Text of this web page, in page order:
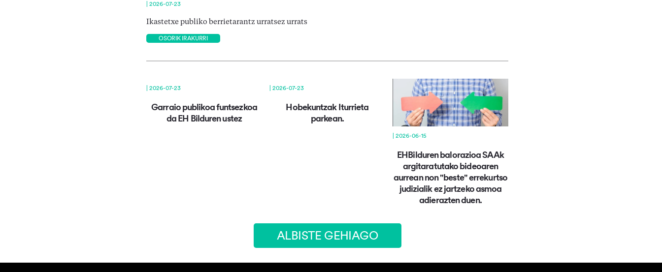
| 2026-07-23
Ikastetxe publiko berrietarantz urratsez urrats
OSORIK IRAKURRI
| 2026-07-23
Garraio publikoa funtsezkoa
da EH Bilduren ustez
| 2026-07-23
Hobekuntzak Iturrieta
parkean.
| 2026-06-15
EHBilduren balorazioa SAAk
argitaratutako bideoaren
aurrean non "beste" errekurtso
judizialik ez jartzeko asmoa
adierazten duen.
ALBISTE GEHIAGO